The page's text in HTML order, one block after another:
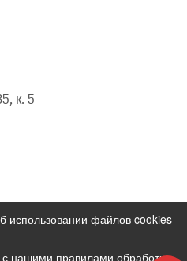
к. 5
файлов cookies
нашими правилами обработки